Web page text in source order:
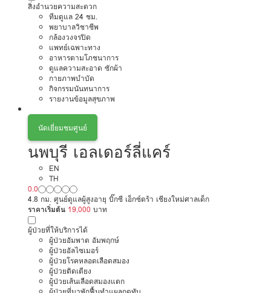
สิ่งอำนวยความสะดวก
ทีมดูแล 24 ชม.
พยาบาลวิชาชีพ
กล้องวงจรปิด
แพทย์เฉพาะทาง
อาหารตามโภชนาการ
ดูแลความสะอาด ซักผ้า
กายภาพบำบัด
กิจกรรมนันทนาการ
รายงานข้อมูลสุขภาพ
นัดเยี่ยมชมศูนย์
นพบุรี เอลเดอร์ลี่แคร์
EN
TH
0.0
4.8 กม. ศูนย์ดูแลผู้สูงอายุ บิ๊กซี เอ็กซ์ตร้า เชียงใหม่ศาลเด็ก
ราคาเริ่มต้น 19,000 บาท
ผู้ป่วยที่ให้บริการได้
ผู้ป่วยอัมพาต อัมพฤกษ์
ผู้ป่วยอัลไซเมอร์
ผู้ป่วยโรคหลอดเลือดสมอง
ผู้ป่วยติดเตียง
ผู้ป่วยเส้นเลือดสมองแตก